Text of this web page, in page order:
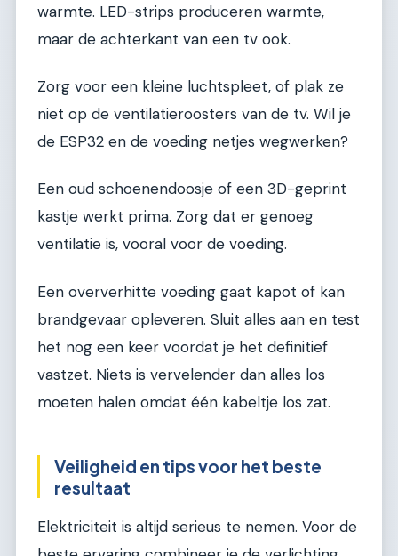
warmte. LED-strips produceren warmte,
maar de achterkant van een tv ook.
Zorg voor een kleine luchtspleet, of plak ze
niet op de ventilatieroosters van de tv. Wil je
de ESP32 en de voeding netjes wegwerken?
Een oud schoenendoosje of een 3D-geprint
kastje werkt prima. Zorg dat er genoeg
ventilatie is, vooral voor de voeding.
Een oververhitte voeding gaat kapot of kan
brandgevaar opleveren. Sluit alles aan en test
het nog een keer voordat je het definitief
vastzet. Niets is vervelender dan alles los
moeten halen omdat één kabeltje los zat.
Veiligheid en tips voor het beste
resultaat
Elektriciteit is altijd serieus te nemen. Voor de